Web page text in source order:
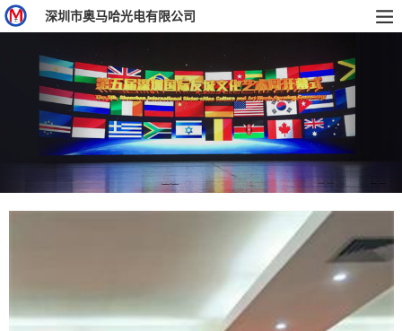
深圳市奥马哈光电有限公司